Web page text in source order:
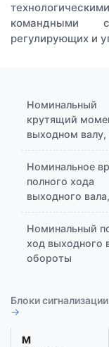
командными
регулирующих и
Номинальный
крутящий
выходном валу,
Номинальное
полного хода
выходного
Номинальный
ход выходного
обороты
Блоки
→
М